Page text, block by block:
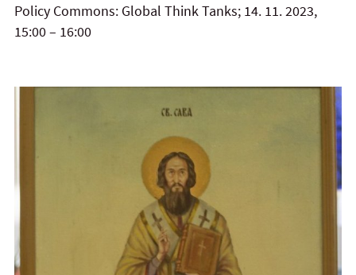
Policy Commons: Global Think Tanks; 14. 11. 2023,
15:00 – 16:00